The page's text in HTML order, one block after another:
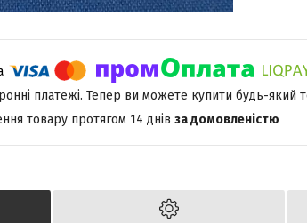
платежі. Тепер ви можете купити будь-який
товару протягом 14 днів за домовленістю